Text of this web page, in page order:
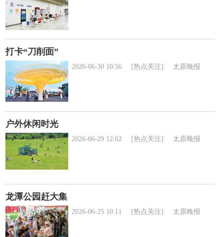
打卡“刀削面”
2026-06-30 10:56 [热点关注] 太原晚报
户外休闲时光
2026-06-29 12:02 [热点关注] 太原晚报
龙潭公园赶大集
2026-06-25 10:11 [热点关注] 太原晚报